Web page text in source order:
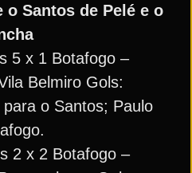
o Santos de Pelé e o
5 x 1 Botafogo –
Belmiro Gols:
o Santos; Paulo
2 x 2 Botafogo –